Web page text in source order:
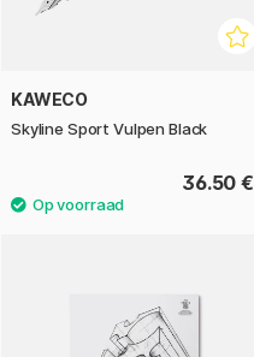
KAWECO
Skyline Sport Vulpen Black
36.50 €